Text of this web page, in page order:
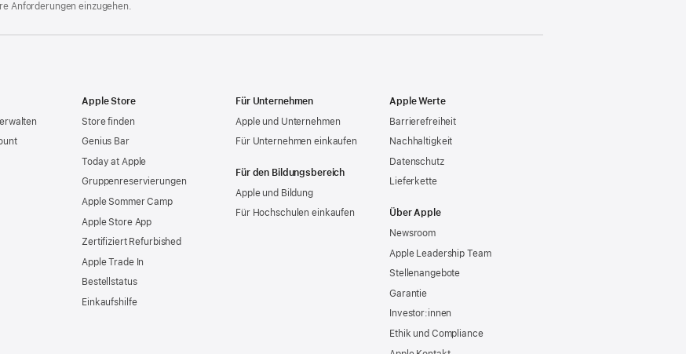
Anforderungen einzugehen.
Apple Store
Store finden
Genius Bar
Today at Apple
Gruppen­reservierungen
Apple Sommer Camp
Apple Store App
Zertifiziert Refurbished
Apple Trade In
Bestellstatus
Einkaufshilfe
Für Unternehmen
Apple und Unternehmen
Für Unternehmen einkaufen
Für den Bildungsbereich
Apple und Bildung
Für Hochschulen einkaufen
Apple Werte
Barrierefreiheit
Nachhaltigkeit
Datenschutz
Lieferkette
Über Apple
Newsroom
Apple Leadership Team
Stellenangebote
Garantie
Investor:innen
Ethik und Compliance